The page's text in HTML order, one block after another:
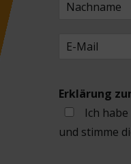
Erklärung
Ich
und stimme